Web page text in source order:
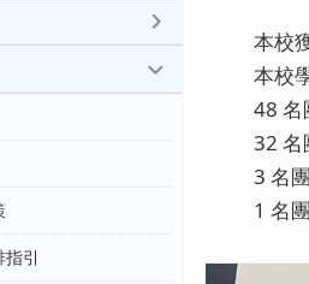
本校
本校
48 名
32 名
3 名
1 名
引